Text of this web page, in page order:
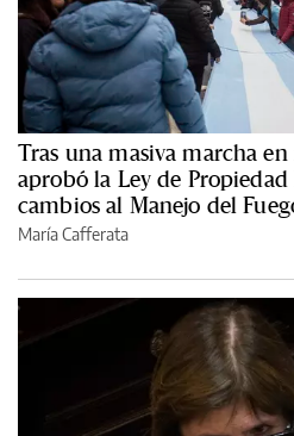
Tras una masiva marcha en
aprobó la Ley de Propiedad
cambios al Manejo del
María Cafferata